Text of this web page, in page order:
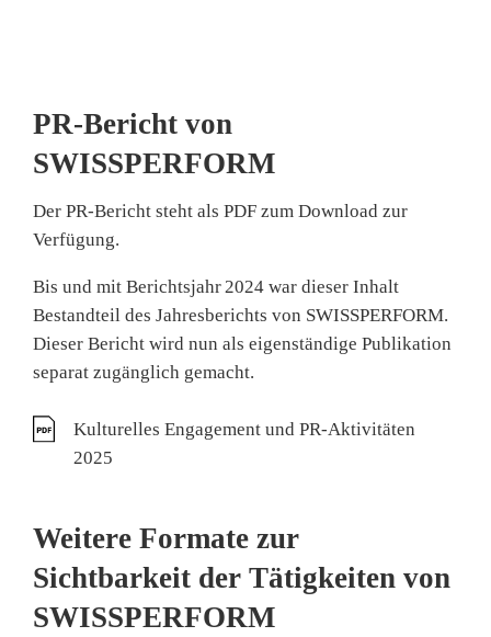
PR-Bericht von
SWISSPERFORM
Der PR‑Bericht steht als PDF zum Download zur
Verfügung.
Bis und mit Berichtsjahr 2024 war dieser Inhalt
Bestandteil des Jahresberichts von SWISSPERFORM.
Dieser Bericht wird nun als eigenständige Publikation
separat zugänglich gemacht.
Kulturelles Engagement und PR-Aktivitäten
2025
Weitere Formate zur
Sichtbarkeit der Tätigkeiten von
SWISSPERFORM